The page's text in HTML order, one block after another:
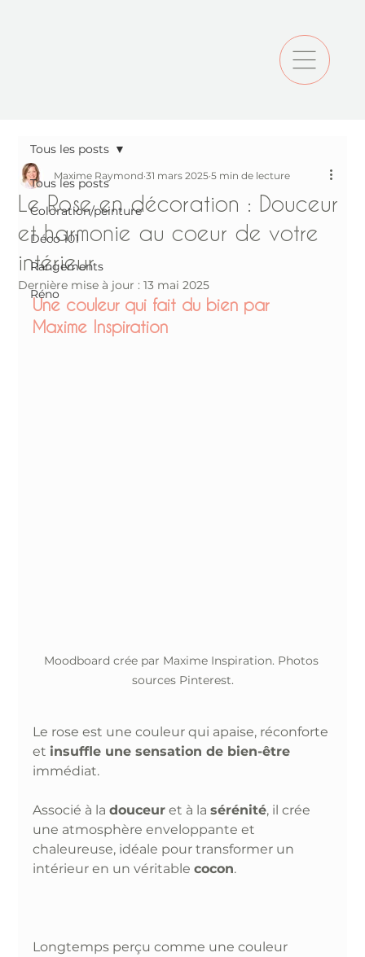
Tous les posts
Coloration/peinture
Déco 101
Rangements
Réno
Tous les posts
Le Rose en décoration : Douceur
et harmonie au coeur de votre
intérieur
Maxime Raymond 31 mars 2025 5 min de lecture
Dernière mise à jour :13 mai 2025
Une couleur qui fait du bien par
Maxime Inspiration
Moodboard crée par Maxime Inspiration. Photos
sources Pinterest.
Le rose est une couleur qui apaise, réconforte
et insuffle une sensation de bien-être
immédiat.
Associé à la douceur et à la sérénité, il crée
une atmosphère enveloppante et
chaleureuse, idéale pour transformer un
intérieur en un véritable cocon.
Longtemps perçu comme une couleur